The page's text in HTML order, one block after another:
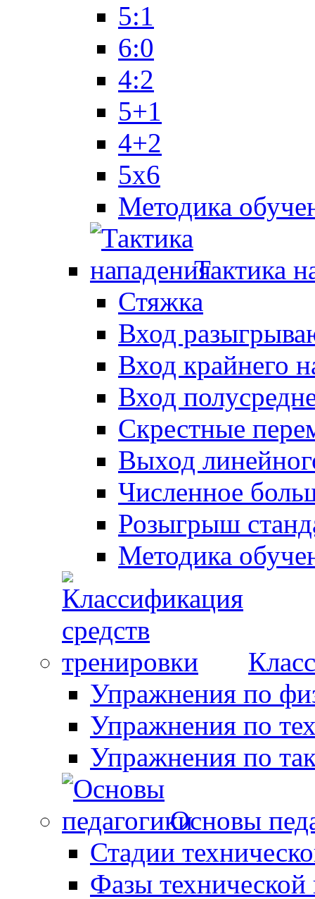
5:1
6:0
4:2
5+1
4+2
5x6
Методика
Тактика
Стяжка
Вход
Вход крайнего
Вход
Скрестные
Выход
Численное
Розыгрыш
Методика
Упражнения по
Упражнения по
Упражнения по
Основы
Стадии
Фазы технической